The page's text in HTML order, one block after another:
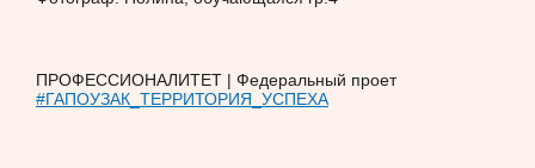
ПРОФЕССИОНАЛИТЕТ | Федеральный проет
#ГАПОУЗАК_ТЕРРИТОРИЯ_УСПЕХА